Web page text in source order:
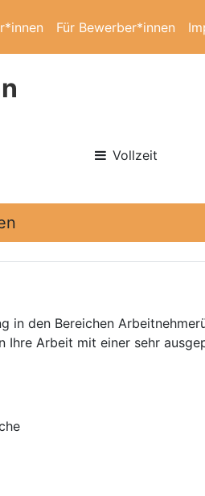
Für Bewerber*innen
Vollzeit
in den Bereichen
Ihre Arbeit mit einer sehr